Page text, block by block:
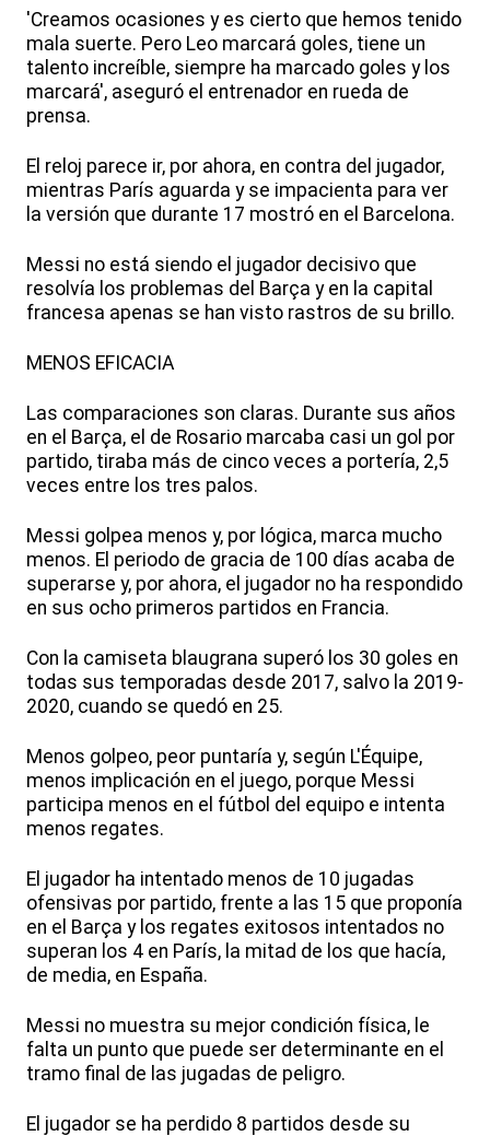
'Creamos ocasiones y es cierto que hemos tenido
mala suerte. Pero Leo marcará goles, tiene un
talento increíble, siempre ha marcado goles y los
marcará', aseguró el entrenador en rueda de
prensa.
El reloj parece ir, por ahora, en contra del jugador,
mientras París aguarda y se impacienta para ver
la versión que durante 17 mostró en el Barcelona.
Messi no está siendo el jugador decisivo que
resolvía los problemas del Barça y en la capital
francesa apenas se han visto rastros de su brillo.
MENOS EFICACIA
Las comparaciones son claras. Durante sus años
en el Barça, el de Rosario marcaba casi un gol por
partido, tiraba más de cinco veces a portería, 2,5
veces entre los tres palos.
Messi golpea menos y, por lógica, marca mucho
menos. El periodo de gracia de 100 días acaba de
superarse y, por ahora, el jugador no ha respondido
en sus ocho primeros partidos en Francia.
Con la camiseta blaugrana superó los 30 goles en
todas sus temporadas desde 2017, salvo la 2019-
2020, cuando se quedó en 25.
Menos golpeo, peor puntaría y, según L'Équipe,
menos implicación en el juego, porque Messi
participa menos en el fútbol del equipo e intenta
menos regates.
El jugador ha intentado menos de 10 jugadas
ofensivas por partido, frente a las 15 que proponía
en el Barça y los regates exitosos intentados no
superan los 4 en París, la mitad de los que hacía,
de media, en España.
Messi no muestra su mejor condición física, le
falta un punto que puede ser determinante en el
tramo final de las jugadas de peligro.
El jugador se ha perdido 8 partidos desde su